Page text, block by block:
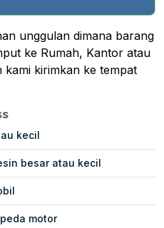
unggulan dimana barang
ke Rumah, Kantor atau
kami kirimkan ke tempat
kecil
besar atau kecil
motor